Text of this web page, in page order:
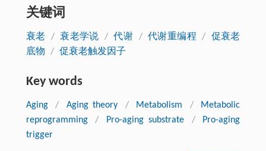
关键词
衰老 / 衰老学说 / 代谢 / 代谢重编程 /
促衰老
底物
/ 促衰老触发因子
Key words
Aging / Aging theory / Metabolism /
Metabolic
reprogramming
/ Pro-aging substrate /
Pro-aging
trigger